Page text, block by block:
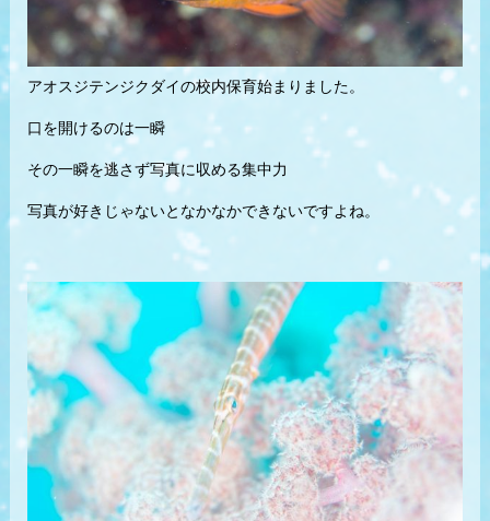
アオスジテンジクダイの校内保育始まりました。
口を開けるのは一瞬
その一瞬を逃さず写真に収める集中力
写真が好きじゃないとなかなかできないですよね。